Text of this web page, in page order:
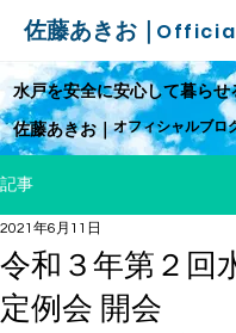
佐藤あきお｜
水戸を安全に安心して暮らせ
佐藤あきお｜オフィシャルブロ
記事
令和３年第２回
定例会 開会
2021年6月11日